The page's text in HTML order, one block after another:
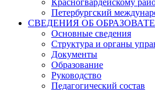
Красногвардейскому
Петербургский
СВЕДЕНИЯ ОБ
Основные сведения
Структура и органы
Документы
Образование
Руководство
Педагогический состав